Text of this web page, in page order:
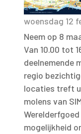
woensdag 12
Neem op 8
Van 10.00 tot
deelnemende
regio
locaties treft
molens van
mogelijkheid